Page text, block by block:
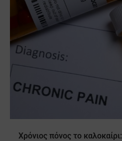
Χρόνιος πόνος το